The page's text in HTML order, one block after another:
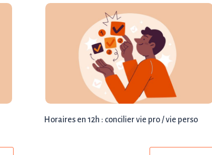
Horaires en 12h : concilier vie pro / vie perso